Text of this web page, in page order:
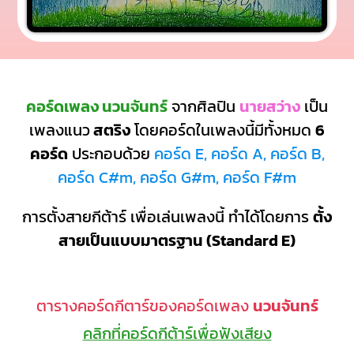
คอร์ดเพลง นวนจันทร์ จากศิลปิน นายสว่าง เป็น
เพลงแนวสตริงโดยคอร์ดในเพลงนี้มีทั้งหมด 6
คอร์ด ประกอบด้วย คอร์ด E, คอร์ด A, คอร์ด B,
คอร์ด C#m, คอร์ด G#m, คอร์ด F#m
การตั้งสายกีต้าร์ เพื่อเล่นเพลงนี้ ทำได้โดยการตั้ง
สายเป็นแบบมาตรฐาน (Standard E)
ตารางคอร์ดกีตาร์ของคอร์ดเพลง นวนจันทร์
คลิกที่คอร์ดกีต้าร์เพื่อฟังเสียง